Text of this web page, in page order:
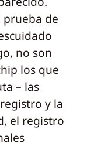
de
no son
los que
– las
y la
el registro